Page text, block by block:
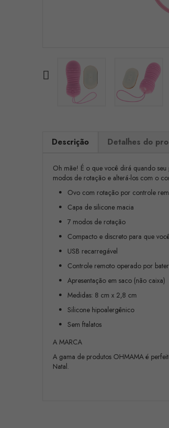

Descrição Detalhes do
Oh mãe! É o que você dirá quando
modos de rotação e alterá-los com o
Ovo com rotação por controle
Capa de silicone macia
7 modos de rotação
Compacto e discreto para que
USB recarregável
Controle remoto operado por
Apresentação em saco (não caixa)
Medidas: 8 cm x 2,8 cm
Silicone hipoalergênico
Sem ftalatos
A MARCA
A gama de produtos OHMAMA é
Natal.